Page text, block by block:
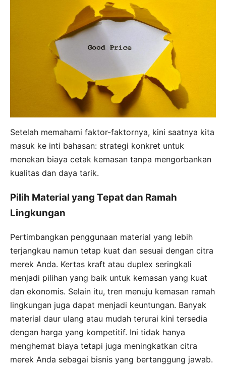
Setelah memahami faktor-faktornya, kini saatnya kita
masuk ke inti bahasan: strategi konkret untuk
menekan biaya cetak kemasan tanpa mengorbankan
kualitas dan daya tarik.
Pilih Material yang Tepat dan Ramah
Lingkungan
Pertimbangkan penggunaan material yang lebih
terjangkau namun tetap kuat dan sesuai dengan citra
merek Anda. Kertas kraft atau duplex seringkali
menjadi pilihan yang baik untuk kemasan yang kuat
dan ekonomis. Selain itu, tren menuju kemasan ramah
lingkungan juga dapat menjadi keuntungan. Banyak
material daur ulang atau mudah terurai kini tersedia
dengan harga yang kompetitif. Ini tidak hanya
menghemat biaya tetapi juga meningkatkan citra
merek Anda sebagai bisnis yang bertanggung jawab.